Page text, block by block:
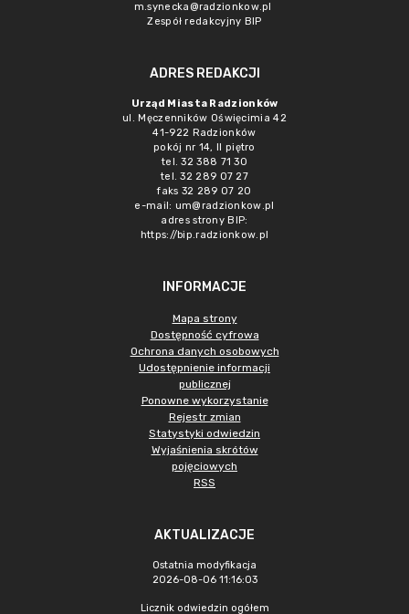
m.synecka@radzionkow.pl
Zespół redakcyjny BIP
ADRES REDAKCJI
Urząd Miasta Radzionków
ul. Męczenników Oświęcimia 42
41-922 Radzionków
pokój nr 14, II piętro
tel. 32 388 71 30
tel. 32 289 07 27
faks 32 289 07 20
e-mail: um@radzionkow.pl
adres strony BIP:
https://bip.radzionkow.pl
INFORMACJE
Mapa strony
Dostępność cyfrowa
Ochrona danych osobowych
Udostępnienie informacji
publicznej
Ponowne wykorzystanie
Rejestr zmian
Statystyki odwiedzin
Wyjaśnienia skrótów
pojęciowych
RSS
AKTUALIZACJE
Ostatnia modyfikacja
2026-08-06 11:16:03
Licznik odwiedzin ogółem